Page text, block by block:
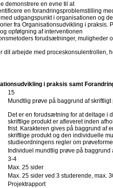
demonstrere en evne til at
en forandringsproblemstilling
udgangspunkt i organisationen og
fra Organisationsudvikling i praksis.
opfølgning af interventionen
forudsætninger, muligheder
dit arbejde med proceskonsulentrollen,
i praksis samt
15
Mundtlig prøve på baggrund af skriftligt
Det er en forudsætning for at deltage i
skriftlige produkt er afleveret inden
frist. Karakteren gives på baggrund af
skriftlige produkt og den individuelle
studieordningens regler om
Individuel mundtlig prøve på baggrund
3-4
Max. 25 sider
Max. 25 sider ved 3 studerende, max.
Projektrapport